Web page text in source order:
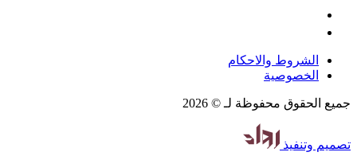
الشروط والاحكام
الخصوصية
الحقوق محفوظة لـ © 2026
وتنفيذ